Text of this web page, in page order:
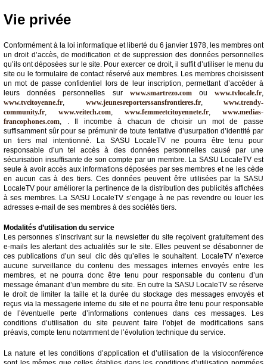
Vie privée
Conformément à la loi informatique et liberté du 6 janvier 1978, les membres ont
un droit d’accès, de modification et de suppression des données personnelles
qu’ils ont déposées sur le site. Pour exercer ce droit, il suffit d’utiliser le menu du
site ou le formulaire de contact réservé aux membres. Les membres choisissent
un mot de passe confidentiel lors de leur inscription, permettant d’accéder à
leurs données personnelles sur www.smartrezo.comouwww.tvlocale.fr
www.tvcitoyenne.fr
www.jeunesreporterssansfrontieres.fr, www.trendy-
community.fr
www.veitech.com www.femmeetcitoyennete.fr
www.medias-
francophones.com , . Il incombe à chacun de choisir un mot de passe
suffisamment sûr pour se prémunir de toute tentative d’usurpation d’identité par
un tiers mal intentionné. La SASU LocaleTV ne pourra être tenu pour
responsable d’un tel accès à des données personnelles causé par une
sécurisation insuffisante de son compte par un membre. La SASU LocaleTV est
seule à avoir accès aux informations déposées par ses membres et ne les cède
en aucun cas à des tiers. Ces données peuvent être utilisées par la SASU
LocaleTV pour améliorer la pertinence de la distribution des publicités affichées
à ses membres. La SASU LocaleTV s’engage à ne pas revendre ou louer les
adresses e-mail de ses membres à des sociétés tiers.
Modalités d’utilisation du service
Les personnes s’inscrivant sur la newsletter du site reçoivent gratuitement des
e-mails les alertant des actualités sur le site. Elles peuvent se désabonner de
ces publications d’un seul clic dès qu’elles le souhaitent. LocaleTV n’exerce
aucune surveillance du contenu des messages internes envoyés entre les
membres, et ne pourra donc être tenu pour responsable du contenu d’un
message émanant d’un membre du site. En outre la SASU LocaleTV se réserve
le droit de limiter la taille et la durée du stockage des messages envoyés et
reçus via la messagerie interne du site et ne pourra être tenu pour responsable
de l’éventuelle perte d’informations contenues dans ces messages. Les
conditions d’utilisation du site peuvent faire l’objet de modifications sans
préavis, compte tenu notamment de l’évolution technique du service.
La nature et les conditions d’application et d’utilisation de la visioconférence